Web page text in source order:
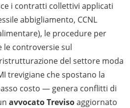
i contratti collettivi applicati
abbigliamento, CCNL
le procedure per
le controversie sul
del settore moda
trevigiane che spostano la
costo — genera conflitti di
avvocato Trevisoaggiornato